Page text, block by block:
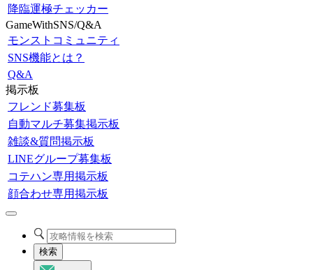
降臨運極チェッカー
GameWithSNS/Q&A
モンストコミュニティ
SNS機能とは？
Q&A
掲示板
フレンド募集板
自動マルチ募集掲示板
雑談&質問掲示板
LINEグループ募集板
コテハン専用掲示板
顔合わせ専用掲示板
検索